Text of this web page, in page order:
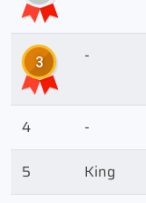
3 -
4 -
5
King